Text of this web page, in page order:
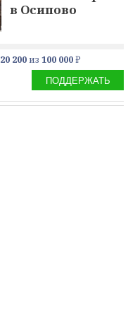
в Осипово
20 200из100 000₽
ПОДДЕРЖАТЬ